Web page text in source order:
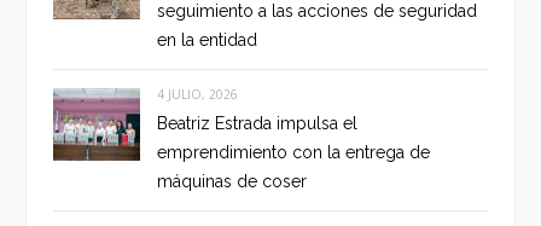
seguimiento a las acciones de seguridad
en la entidad
4 JULIO, 2026
Beatriz Estrada impulsa el
emprendimiento con la entrega de
máquinas de coser